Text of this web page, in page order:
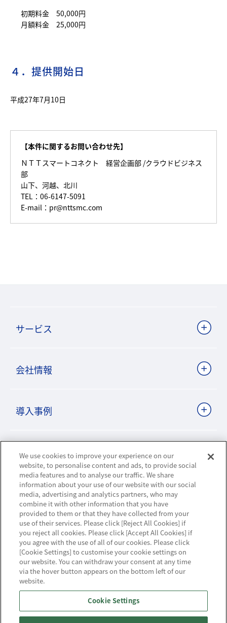
初期料金 50,000円
月額料金 25,000円
４．提供開始日
平成27年7月10日
【本件に関するお問い合わせ先】
ＮＴＴスマートコネクト 経営企画部 /クラウドビジネス
部
山下、河越、北川
TEL：06-6147-5091
E-mail：pr@nttsmc.com
サービス
会社情報
導入事例
ビジネスパートナーサイト
ニュースリリース
お知らせ
お問い合わせ／サポート
ハウジング・クラウド・ストリーミングの
NTTスマートコネクト
We use cookies to improve your experience on our
website, to personalise content and ads, to provide social
media features and to analyse our traffic. We share
information about your use of our website with our social
media, advertising and analytics partners, who may
combine it with other information that you have
provided to them or that they have collected from your
use of their services. Please click [Reject All Cookies] if
you reject all cookies. Please click [Accept All Cookies] if
you agree with the use of all of our cookies. Please click
[Cookie Settings] to customise your cookie settings on
our website. You can withdraw your consent at any time
via the hover button appears on the bottom left of our
website.
Cookie Settings